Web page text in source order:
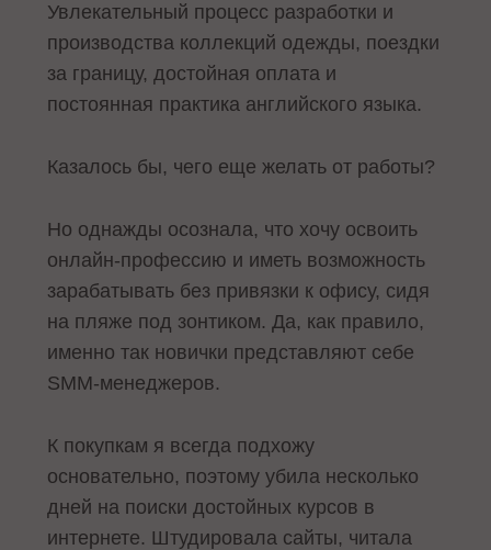
Увлекательный процесс разработки и
производства коллекций одежды, поездки
за границу, достойная оплата и
постоянная практика английского языка.
Казалось бы, чего еще желать от работы?
Но однажды осознала, что хочу освоить
онлайн-профессию и иметь возможность
зарабатывать без привязки к офису, сидя
на пляже под зонтиком. Да, как правило,
именно так новички представляют себе
SMM-менеджеров.
К покупкам я всегда подхожу
основательно, поэтому убила несколько
дней на поиски достойных курсов в
интернете. Штудировала сайты, читала